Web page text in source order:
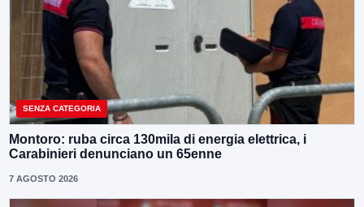
SENZA CATEGORIA
Montoro: ruba circa 130mila di energia elettrica, i
Carabinieri denunciano un 65enne
7 AGOSTO 2026